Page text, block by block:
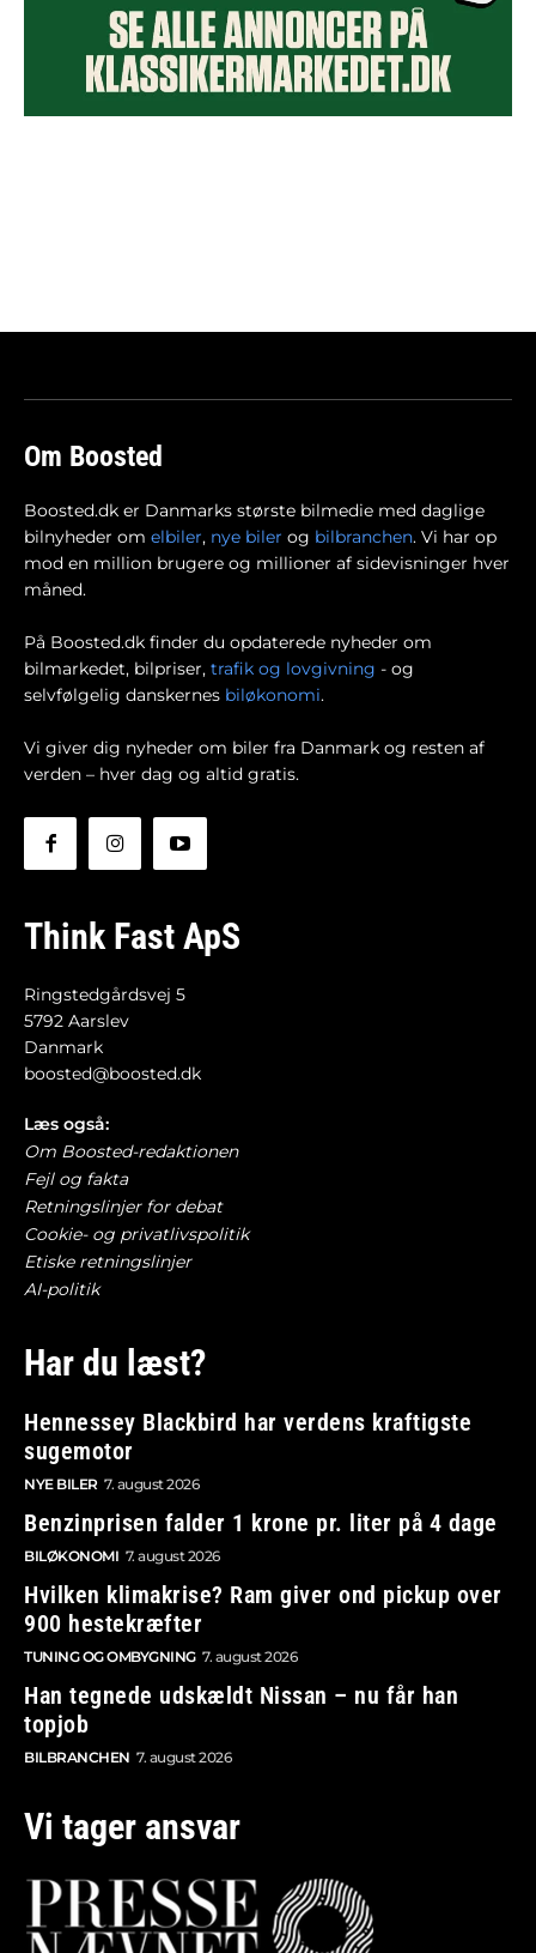
Om Boosted
Boosted.dk er Danmarks største bilmedie med daglige
bilnyheder om elbiler, nye biler og bilbranchen. Vi har op
mod en million brugere og millioner af sidevisninger hver
måned.
På Boosted.dk finder du opdaterede nyheder om
bilmarkedet, bilpriser, trafik og lovgivning - og
selvfølgelig danskernes biløkonomi.
Vi giver dig nyheder om biler fra Danmark og resten af
verden – hver dag og altid gratis.
Think Fast ApS
Ringstedgårdsvej 5
5792 Aarslev
Danmark
boosted@boosted.dk
Læs også:
Om Boosted-redaktionen
Fejl og fakta
Retningslinjer for debat
Cookie- og privatlivspolitik
Etiske retningslinjer
AI-politik
Har du læst?
Hennessey Blackbird har verdens kraftigste
sugemotor
NYE BILER 7. august 2026
Benzinprisen falder 1 krone pr. liter på 4 dage
BILØKONOMI 7. august 2026
Hvilken klimakrise? Ram giver ond pickup over
900 hestekræfter
TUNING OG OMBYGNING 7. august 2026
Han tegnede udskældt Nissan – nu får han
topjob
BILBRANCHEN 7. august 2026
Vi tager ansvar